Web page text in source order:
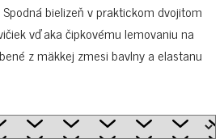
bielizeň v praktickom dvojitom
vďaka čipkovému lemovaniu na
z mäkkej zmesi bavlny a elastanu